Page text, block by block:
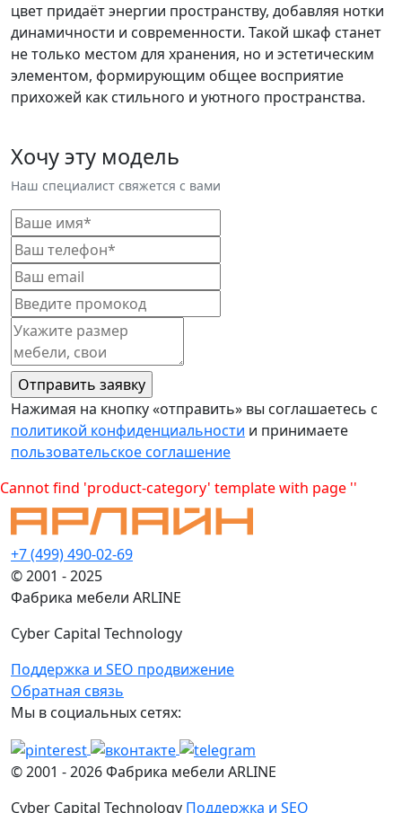
цвет придаёт энергии пространству, добавляя нотки
динамичности и современности. Такой шкаф станет
не только местом для хранения, но и эстетическим
элементом, формирующим общее восприятие
прихожей как стильного и уютного пространства.
Хочу эту модель
Наш специалист свяжется с вами
Нажимая на кнопку «отправить» вы соглашаетесь с
политикой конфиденциальности и принимаете
пользовательское соглашение
Cannot find 'product-category' template with page ''
+7 (499) 490-02-69
© 2001 - 2025
Фабрика мебели ARLINE
Cyber Capital Technology
Поддержка и SEO продвижение
Обратная связь
Мы в социальных сетях:
© 2001 -2026Фабрика мебели ARLINE
Cyber Capital Technology Поддержка и SEO